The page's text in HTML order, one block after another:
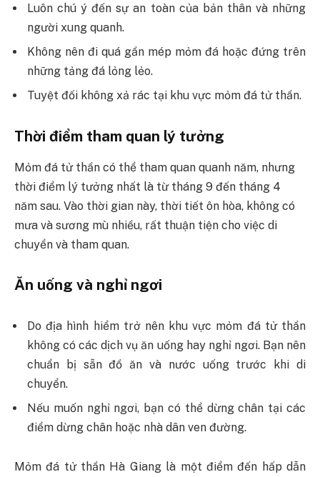
Luôn chú ý đến sự an toàn của bản thân và những
người xung quanh.
Không nên đi quá gần mép mỏm đá hoặc đứng trên
những tảng đá lỏng lẻo.
Tuyệt đối không xả rác tại khu vực mỏm đá tử thần.
Thời điểm tham quan lý tưởng
Mỏm đá tử thần có thể tham quan quanh năm, nhưng
thời điểm lý tưởng nhất là từ tháng 9 đến tháng 4
năm sau. Vào thời gian này, thời tiết ôn hòa, không có
mưa và sương mù nhiều, rất thuận tiện cho việc di
chuyển và tham quan.
Ăn uống và nghỉ ngơi
Do địa hình hiểm trở nên khu vực mỏm đá tử thần
không có các dịch vụ ăn uống hay nghỉ ngơi. Bạn nên
chuẩn bị sẵn đồ ăn và nước uống trước khi di
chuyển.
Nếu muốn nghỉ ngơi, bạn có thể dừng chân tại các
điểm dừng chân hoặc nhà dân ven đường.
Mỏm đá tử thần Hà Giang là một điểm đến hấp dẫn